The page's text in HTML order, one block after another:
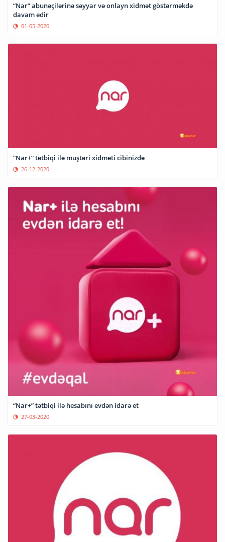
“Nar” abunəçilərinə səyyar və onlayn xidmət göstərməkdə
davam edir
01-05-2020
“Nar+” tətbiqi ilə müştəri xidməti cibinizdə
26-12-2020
“Nar+” tətbiqi ilə hesabını evdən idarə et
27-03-2020